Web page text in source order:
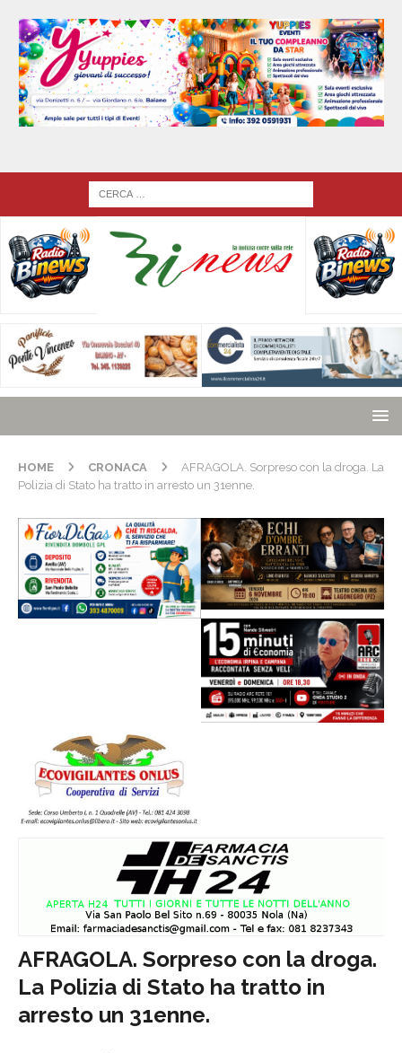
HOME CRONACA
AFRAGOLA. Sorpreso con la droga. La
Polizia di Stato ha tratto in arresto un 31enne.
AFRAGOLA. Sorpreso con la droga.
La Polizia di Stato ha tratto in
arresto un 31enne.